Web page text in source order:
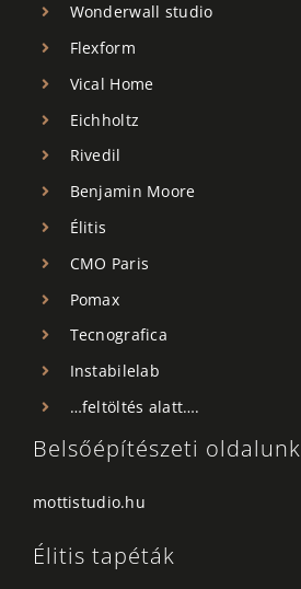
Wonderwall studio
Flexform
Vical Home
Eichholtz
Rivedil
Benjamin Moore
Élitis
CMO Paris
Pomax
Tecnografica
Instabilelab
…feltöltés alatt….
Belsőépítészeti oldalunk
mottistudio.hu
Élitis tapéták